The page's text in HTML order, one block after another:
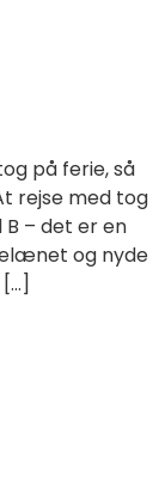
på ferie, så
rejse med tog
– det er en
og nyde